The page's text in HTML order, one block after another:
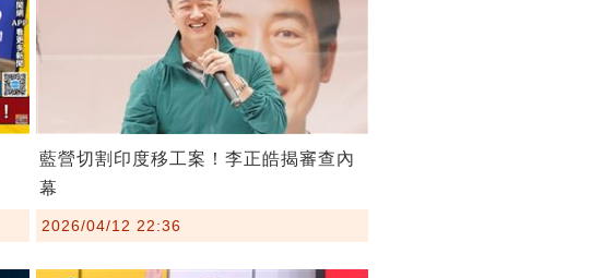
藍營切割印度移工案！李正皓揭審查內
幕
2026/04/12 22:36